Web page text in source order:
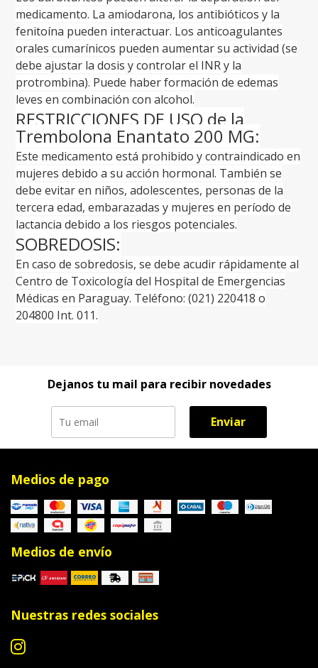
medicamento. La amiodarona, los antibióticos y la
fenitoína pueden interactuar. Los anticoagulantes
orales cumarínicos pueden aumentar su actividad (se
debe ajustar la dosis y controlar el INR y la
protrombina). Puede haber formación de edemas
leves en combinación con alcohol.
RESTRICCIONES DE USO de la
Trembolona Enantato 200 MG:
Este medicamento está prohibido y contraindicado en
mujeres debido a su acción hormonal. También se
debe evitar en niños, adolescentes, personas de la
tercera edad, embarazadas y mujeres en período de
lactancia debido a los riesgos potenciales.
SOBREDOSIS:
En caso de sobredosis, se debe acudir rápidamente al
Centro de Toxicología del Hospital de Emergencias
Médicas en Paraguay. Teléfono: (021) 220418 o
204800 Int. 011.
Dejanos tu mail para recibir novedades
Enviar
Medios de pago
Medios de envío
Nuestras redes sociales